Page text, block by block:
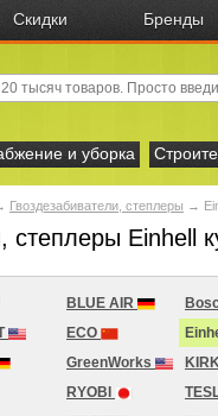
Скидки Бренды
и уборка
Гвоздезабиватели, степлеры →
степлеры Einhell
BLUE AIR
ECO
GreenWorks
RYOBI